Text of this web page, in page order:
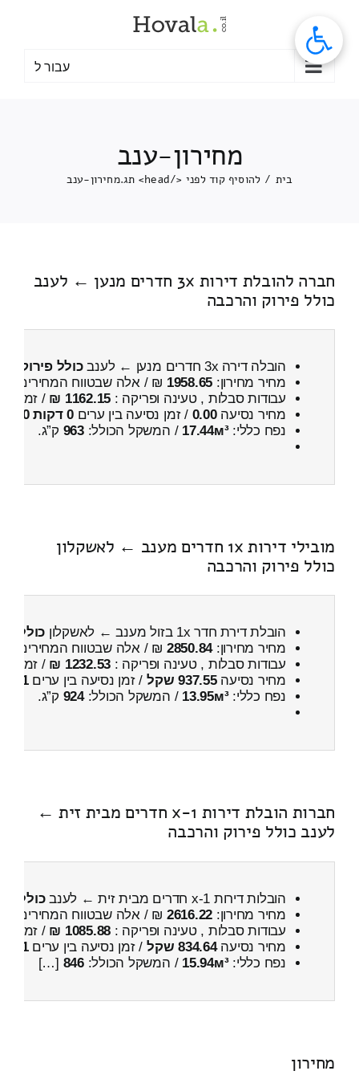
עבור ל
מחירון-ענב
בית / להוסיף קוד לפני </head> תג. מחירון-ענב
חברה להובלת דירות 3x חדרים מנען ← לענב
כולל פירוק והרכבה
הובלה דירה 3x חדרים מנען ← לענב
כולל פירוק
מחיר מחירון: 1958.65 ₪ / אלה שבטווח המחירים
עבודות סבלות , טעינה ופריקה : 1162.15 ₪ / זמן :
מחיר נסיעה0.00 / זמן נסיעה בין ערים0 דקות 0 שניות
נפח כללי:17.44м³ / המשקל הכולל:963 ק”ג.
מובילי דירות 1x חדרים מענב ← לאשקלון
כולל פירוק והרכבה
הובלת דירת חדר 1x בזול מענב ← לאשקלון
כולל
מחיר מחירון:2850.84 ₪ / אלה שבטווח המחירים
עבודות סבלות , טעינה ופריקה : 1232.53 ₪ / זמן :
מחיר נסיעה937.55 שקל / זמן נסיעה בין ערים1 שעות , 28 דקות
נפח כללי:13.95м³ / המשקל הכולל:924 ק”ג.
חברות הובלת דירות 1-x חדרים מבית זית ←
לענב כולל פירוק והרכבה
הובלות דירות 1-x חדרים מבית זית ← לענב
כולל
מחיר מחירון: 2616.22 ₪ / אלה שבטווח המחירים
עבודות סבלות , טעינה ופריקה : 1085.88 ₪ / זמן :
מחיר נסיעה834.64 שקל / זמן נסיעה בין ערים1 שעות , 14 דקות
נפח כללי:15.94м³ / המשקל הכולל:846
[…]
מחירון